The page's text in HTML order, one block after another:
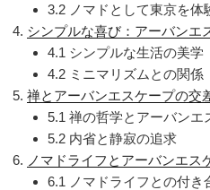
3.2 ノマドとして東京を体
シンプルな喜び：アーバンエ
4.1 シンプルな生活の美学
4.2 ミニマリズムとの関係
禅とアーバンエスケープの交
5.1 禅の哲学とアーバンエ
5.2 内省と静寂の追求
ノマドライフとアーバンエス
6.1 ノマドライフとの付き